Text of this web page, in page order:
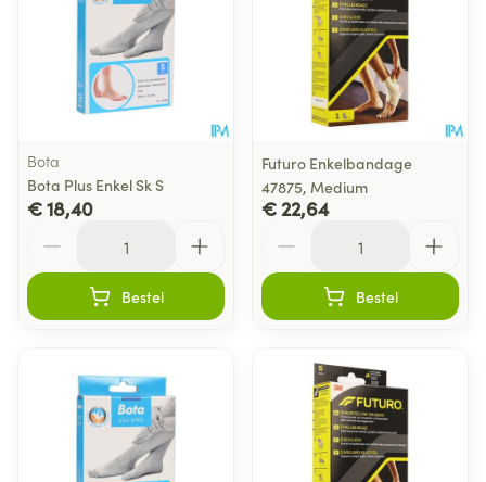
Bota
Bota Plus Enkel Sk S
€ 18,40
Bestel
Futuro Enkelbandage
47875, Medium
€ 22,64
Bestel